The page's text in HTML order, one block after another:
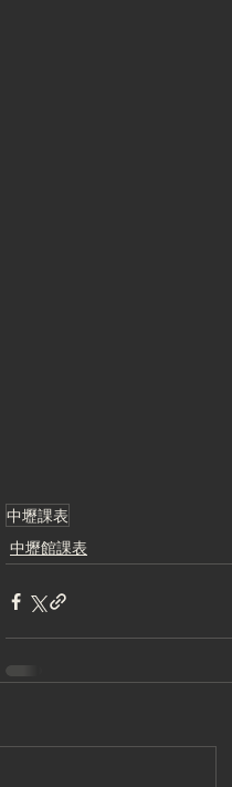
中壢課表
中壢館課表